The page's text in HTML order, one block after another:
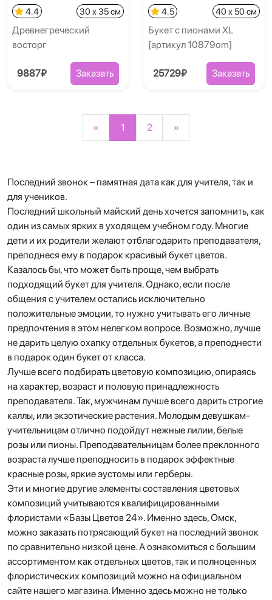
4.4 30 x 35 см
Древнегреческий
восторг
9887₽ Заказать
4.5 40 x 50 см
Букет с пионами XL
[артикул 10879om]
25729₽ Заказать
« 1 2 »
Последний звонок – памятная дата как для учителя, так и
для учеников.
Последний школьный майский день хочется запомнить, как
один из самых ярких в уходящем учебном году. Многие
дети и их родители желают отблагодарить преподавателя,
преподнеся ему в подарок красивый букет цветов.
Казалось бы, что может быть проще, чем выбрать
подходящий букет для учителя. Однако, если после
общения с учителем остались исключительно
положительные эмоции, то нужно учитывать его личные
предпочтения в этом нелегком вопросе. Возможно, лучше
не дарить целую охапку отдельных букетов, а преподнести
в подарок один букет от класса.
Лучше всего подбирать цветовую композицию, опираясь
на характер, возраст и половую принадлежность
преподавателя. Так, мужчинам лучше всего дарить строгие
каллы, или экзотические растения. Молодым девушкам-
учительницам отлично подойдут нежные лилии, белые
розы или пионы. Преподавательницам более преклонного
возраста лучше преподносить в подарок эффектные
красные розы, яркие эустомы или герберы.
Эти и многие другие элементы составления цветовых
композиций учитываются квалифицированными
флористами «Базы Цветов 24». Именно здесь, Омск,
можно заказать потрясающий букет на последний звонок
по сравнительно низкой цене. А ознакомиться с большим
ассортиментом как отдельных цветов, так и полноценных
флористических композиций можно на официальном
сайте нашего магазина. Именно здесь можно не только